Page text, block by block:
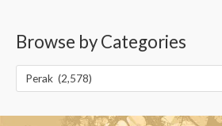
Browse by Categories
Perak (2,578)